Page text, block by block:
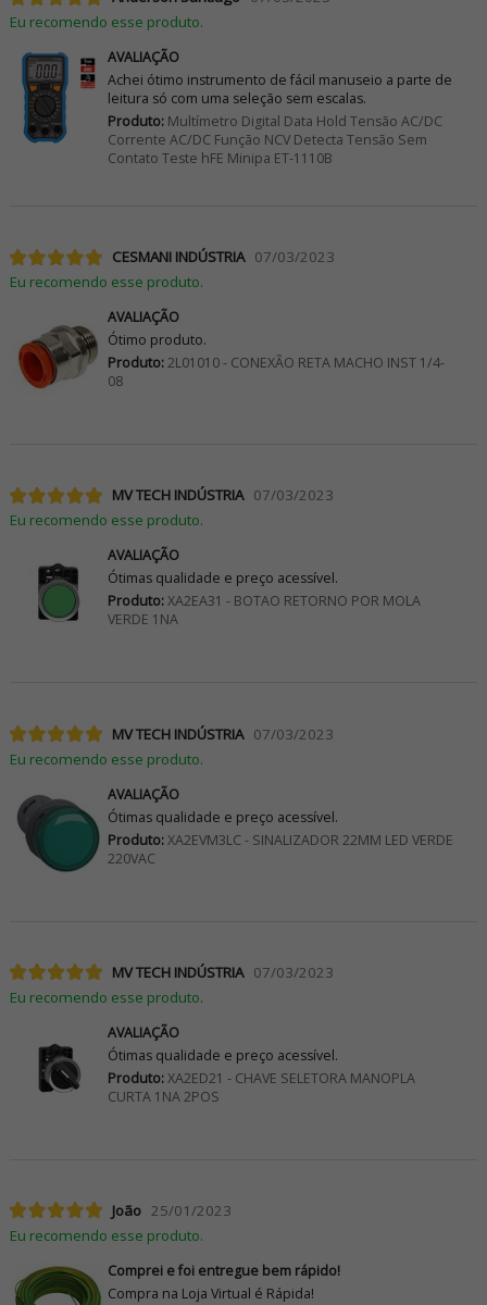
Eu recomendo esse produto.
AVALIAÇÃO
Achei ótimo instrumento de fácil manuseio a parte de
leitura só com uma seleção sem escalas.
Produto:Multímetro Digital Data Hold Tensão AC/DC
Corrente AC/DC Função NCV Detecta Tensão Sem
Contato Teste hFE Minipa ET-1110B
CESMANI INDÚSTRIA 07/03/2023
Eu recomendo esse produto.
AVALIAÇÃO
Ótimo produto.
Produto:2L01010 - CONEXÃO RETA MACHO INST 1/4-
08
MV TECH INDÚSTRIA 07/03/2023
Eu recomendo esse produto.
AVALIAÇÃO
Ótimas qualidade e preço acessível.
Produto:XA2EA31 - BOTAO RETORNO POR MOLA
VERDE 1NA
MV TECH INDÚSTRIA 07/03/2023
Eu recomendo esse produto.
AVALIAÇÃO
Ótimas qualidade e preço acessível.
Produto:XA2EVM3LC - SINALIZADOR 22MM LED VERDE
220VAC
MV TECH INDÚSTRIA 07/03/2023
Eu recomendo esse produto.
AVALIAÇÃO
Ótimas qualidade e preço acessível.
Produto:XA2ED21 - CHAVE SELETORA MANOPLA
CURTA 1NA 2POS
João 25/01/2023
Eu recomendo esse produto.
Comprei e foi entregue bem rápido!
Compra na Loja Virtual é Rápida!